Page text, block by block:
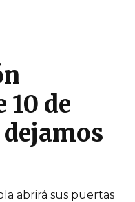
de
abrirá sus puertas